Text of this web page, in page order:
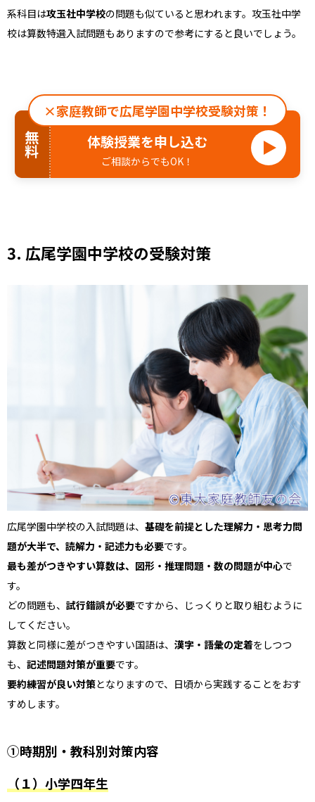
系科目は攻玉社中学校の問題も似ていると思われます。攻玉社中学
校は算数特選入試問題もありますので参考にすると良いでしょう。
×家庭教師で広尾学園中学校受験対策！
無料 体験授業を申し込む
ご相談からでもOK！
3. 広尾学園中学校の受験対策
広尾学園中学校の入試問題は、 基礎を前提とした理解力・思考力問
題が大半で、読解力・記述力も必要です。
最も差がつきやすい算数は、図形・推理問題・数の問題が中心で
す。
どの問題も、 試行錯誤が必要ですから、じっくりと取り組むように
してください。
算数と同様に差がつきやすい国語は、 漢字・語彙の定着をしつつ
も、 記述問題対策が重要です。
要約練習が良い対策となりますので、日頃から実践することをおす
すめします。
①時期別・教科別対策内容
（１）小学四年生